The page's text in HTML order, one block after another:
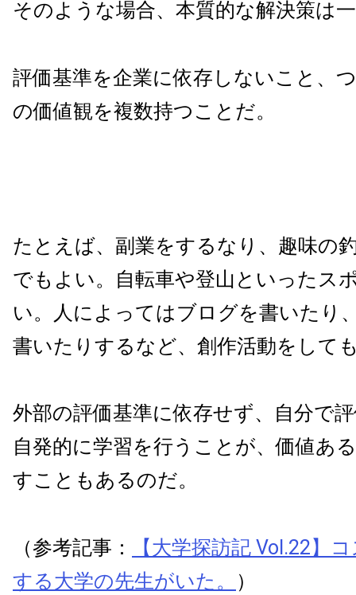
そのような場合、本質的な解決策は
評価基準を企業に依存しないこと、
の価値観を複数持つことだ。
たとえば、副業をするなり、趣味の
でもよい。自転車や登山といったス
い。人によってはブログを書いたり
書いたりするなど、創作活動をして
外部の評価基準に依存せず、自分で
自発的に学習を行うことが、価値あ
すこともあるのだ。
（参考記事：
【大学探訪記 Vol.22】
する大学の先生がいた。
）